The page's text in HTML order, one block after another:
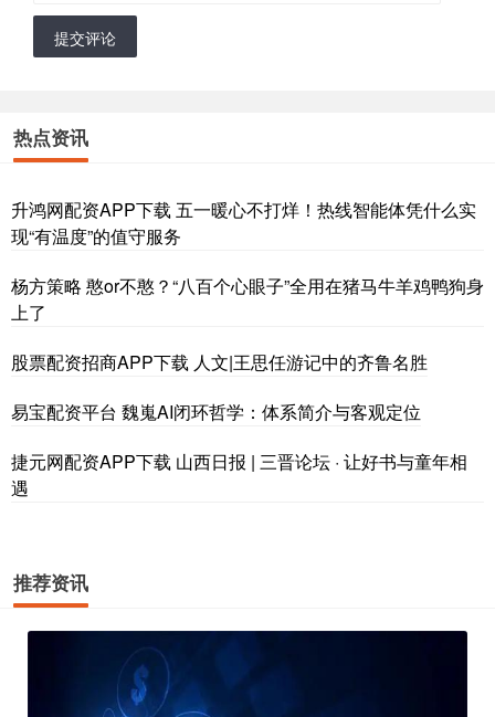
提交评论
热点资讯
升鸿网配资APP下载 五一暖心不打烊！热线智能体凭什么实
现“有温度”的值守服务
杨方策略 憨or不憨？“八百个心眼子”全用在猪马牛羊鸡鸭狗身
上了
股票配资招商APP下载 人文|王思任游记中的齐鲁名胜
易宝配资平台 魏嵬AI闭环哲学：体系简介与客观定位
捷元网配资APP下载 山西日报 | 三晋论坛 · 让好书与童年相
遇
推荐资讯